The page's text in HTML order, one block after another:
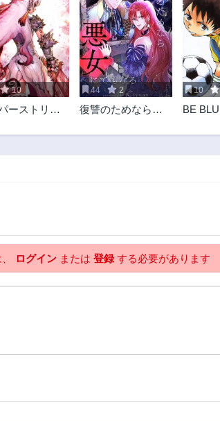
10
ーストリン
44 2
復讐のためなら悪
10
BE
ログイン または 登録する必要があります